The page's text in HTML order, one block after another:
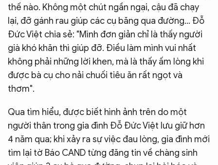
thế nào. Không một chút ngần ngại, cậu đã chạy
lại, đỡ gánh rau giúp các cụ băng qua đường... Đỗ
Đức Việt chia sẻ: "Mình đơn giản chỉ là thấy người
già khó khăn thì giúp đỡ. Điều làm mình vui nhất
không phải những lời khen, mà là thấy ấm lòng khi
được bà cụ cho nải chuối tiêu ăn rất ngọt và
thơm".
Qua tìm hiểu, được biết hình ảnh trên do một
người thân trong gia đình Đỗ Đức Việt lưu giữ hơn
4 năm qua; khi xảy ra sự việc đau lòng, gia đình mới
tìm lại tờ Báo CAND từng đăng tin về chàng sinh